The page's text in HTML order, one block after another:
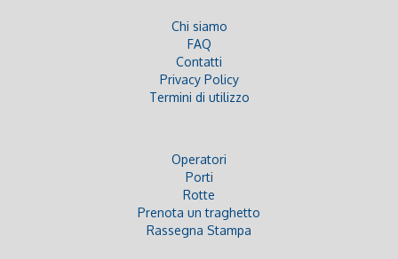
Chi siamo
FAQ
Contatti
Privacy Policy
Termini di utilizzo
Operatori
Porti
Rotte
Prenota un traghetto
Rassegna Stampa